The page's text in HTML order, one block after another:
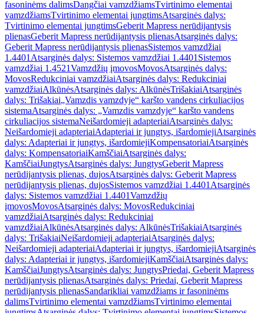
fasoninėms dalimsDangčiai vamzdžiamsTvirtinimo elementai
vamzdžiamsTvirtinimo elementai jungtimsAtsarginės dalys:
Tvirtinimo elementai jungtimsGeberit Mapress nerūdijantysis
plienasGeberit Mapress nerūdijantysis plienasAtsarginės dalys:
Geberit Mapress nerūdijantysis plienasSistemos vamzdžiai
1.4401 Atsarginės dalys: Sistemos vamzdžiai 1.4401 Sistemos
vamzdžiai 1.4521Vamzdžių įmovosMovosAtsarginės dalys:
MovosRedukciniai vamzdžiaiAtsarginės dalys: Redukciniai
vamzdžiaiAlkūnėsAtsarginės dalys: AlkūnėsTrišakiaiAtsarginės
dalys: Trišakiai„Vamzdis vamzdyje“ karšto vandens cirkuliacijos
sistemaAtsarginės dalys: „Vamzdis vamzdyje“ karšto vandens
cirkuliacijos sistemaNeišardomieji adapteriaiAtsarginės dalys:
Neišardomieji adapteriaiAdapteriai ir jungtys, išardomiejiAtsarginės
dalys: Adapteriai ir jungtys, išardomiejiKompensatoriaiAtsarginės
dalys: KompensatoriaiKamščiaiAtsarginės dalys:
KamščiaiJungtysAtsarginės dalys: JungtysGeberit Mapress
nerūdijantysis plienas, dujosAtsarginės dalys: Geberit Mapress
nerūdijantysis plienas, dujosSistemos vamzdžiai 1.4401 Atsarginės
dalys: Sistemos vamzdžiai 1.4401Vamzdžių
įmovosMovosAtsarginės dalys: MovosRedukciniai
vamzdžiaiAtsarginės dalys: Redukciniai
vamzdžiaiAlkūnėsAtsarginės dalys: AlkūnėsTrišakiaiAtsarginės
dalys: TrišakiaiNeišardomieji adapteriaiAtsarginės dalys:
Neišardomieji adapteriaiAdapteriai ir jungtys, išardomiejiAtsarginės
dalys: Adapteriai ir jungtys, išardomiejiKamščiaiAtsarginės dalys:
KamščiaiJungtysAtsarginės dalys: JungtysPriedai, Geberit Mapress
nerūdijantysis plienasAtsarginės dalys: Priedai, Geberit Mapress
nerūdijantysis plienasSandarikliai vamzdžiams ir fasoninėms
dalimsTvirtinimo elementai vamzdžiamsTvirtinimo elementai